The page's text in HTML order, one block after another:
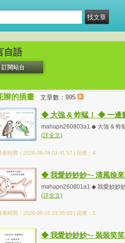
自語
訂閱站台
辮的插畫 文章數：995
◆ 大強 & 蚱蜢！ ◆ 一邊
mahapn260803a1 ◆ 大強 & 蚱
(詳全文)
表時間：2026-08-04 01:41:57 | 回應：4
◆ 我愛妙妙妙~- 清風徐
mahapn260801a1 ◆ 我愛妙妙
(詳全文)
表時間：2026-08-01 23:35:03 | 回應：1
◆ 我愛妙妙妙~- 裝裝笑